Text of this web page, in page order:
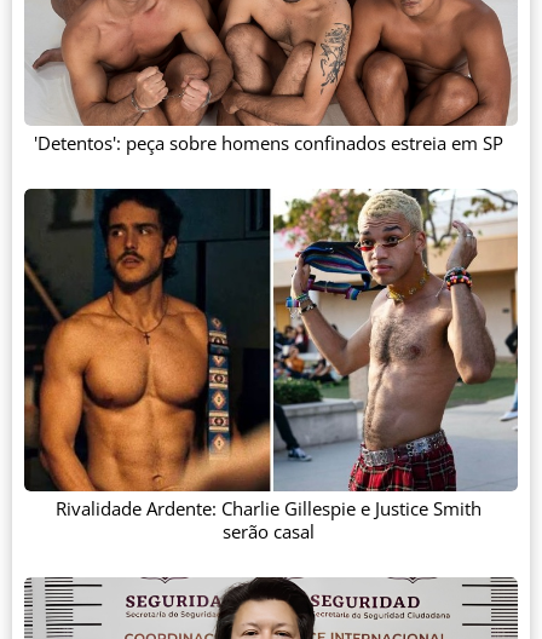
'Detentos': peça sobre homens confinados estreia em SP
Rivalidade Ardente: Charlie Gillespie e Justice Smith
serão casal